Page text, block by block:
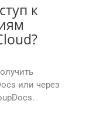
к
или через